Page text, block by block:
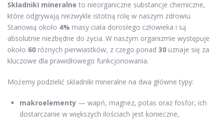
Składniki mineralne to nieorganiczne substancje chemiczne,
które odgrywają niezwykle istotną rolę w naszym zdrowiu.
Stanowią około 4% masy ciała dorosłego człowieka i są
absolutnie niezbędne do życia. W naszym organizmie występuje
około 60 różnych pierwiastków, z czego ponad 30 uznaje się za
kluczowe dla prawidłowego funkcjonowania.
Możemy podzielić składniki mineralne na dwa główne typy:
makroelementy — wapń, magnez, potas oraz fosfor, ich
dostarczanie w większych ilościach jest konieczne,